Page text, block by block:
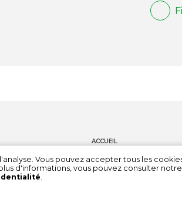
ACCUEIL
DOCUMENTATION
Vous pouvez accepter tous les
d'informations, vous pouvez consulter notre
.